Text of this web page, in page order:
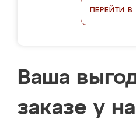
ПЕРЕЙТИ В
Ваша
заказе у